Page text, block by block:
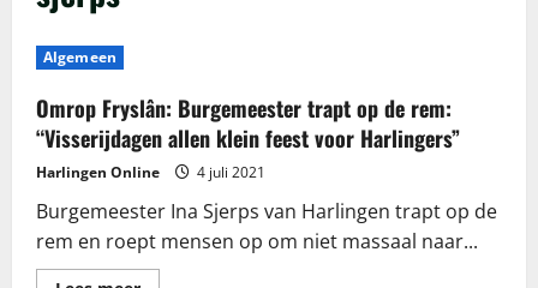
Algemeen
Omrop Fryslân: Burgemeester trapt op de rem:
“Visserijdagen allen klein feest voor Harlingers”
Harlingen Online 4 juli 2021
Burgemeester Ina Sjerps van Harlingen trapt op de
rem en roept mensen op om niet massaal naar...